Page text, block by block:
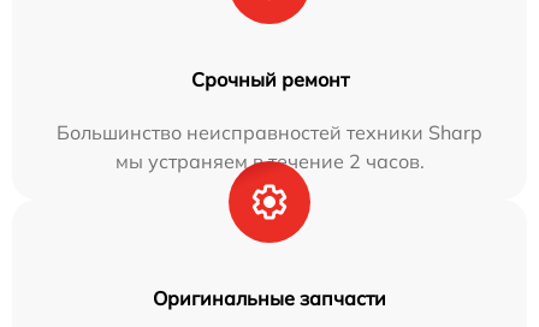
Срочный ремонт
Большинство неисправностей техники Sharp
мы устраняем в течение 2 часов.
Оригинальные запчасти